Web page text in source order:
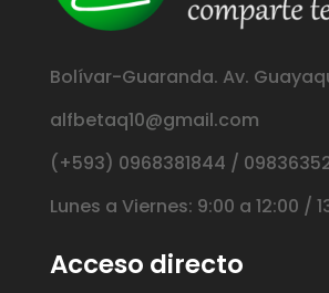
Bolívar-Guaranda. Av.
alfbetaq10@gmail.com
(+593) 0968381844 /
Lunes a Viernes: 9:00 a 12:00 /
Acceso directo